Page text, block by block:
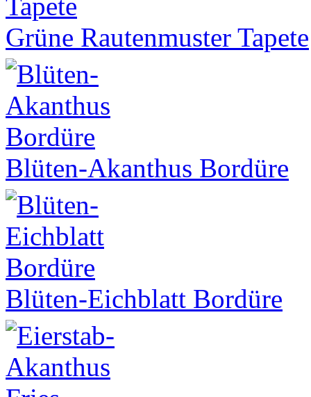
Grüne Rautenmuster Tapete
Blüten-Akanthus Bordüre
Blüten-Eichblatt Bordüre